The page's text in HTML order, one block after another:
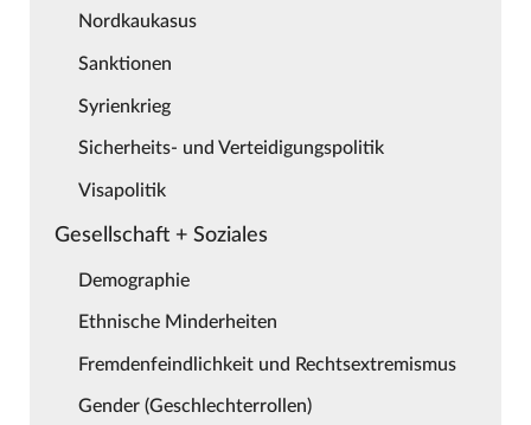
Nordkaukasus
Sanktionen
Syrienkrieg
Sicherheits- und Verteidigungspolitik
Visapolitik
Gesellschaft + Soziales
Demographie
Ethnische Minderheiten
Fremdenfeindlichkeit und Rechtsextremismus
Gender (Geschlechterrollen)